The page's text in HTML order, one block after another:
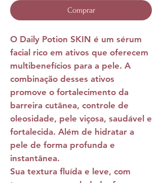
Comprar
O Daily Potion SKIN é um sérum
facial rico em ativos que oferecem
multibenefícios para a pele. A
combinação desses ativos
promove o fortalecimento da
barreira cutânea, controle de
oleosidade, pele viçosa, saudável e
fortalecida. Além de hidratar a
pele de forma profunda e
instantânea.
Sua textura fluída e leve, com